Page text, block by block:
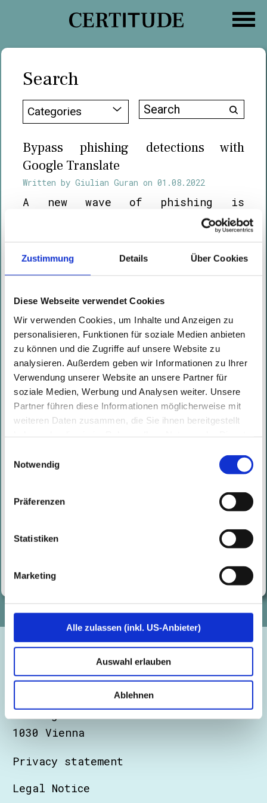
Zustimmung Details Über Cookies
Diese Webseite verwendet Cookies
Wir verwenden Cookies, um Inhalte und Anzeigen zu
personalisieren, Funktionen für soziale Medien anbieten
zu können und die Zugriffe auf unsere Website zu
analysieren. Außerdem geben wir Informationen zu Ihrer
Verwendung unserer Website an unsere Partner für
soziale Medien, Werbung und Analysen weiter. Unsere
Partner führen diese Informationen möglicherweise mit
weiteren Daten zusammen, die Sie ihnen bereitgestellt
Einwilligung nicht nur von uns, sondern auch von
Drittanbietern Daten verarbeitet, die ihren Sitz teilweise in
Notwendig
Präferenzen
Statistiken
Marketing
Alle zulassen (inkl. US-Anbieter)
Auswahl erlauben
Ablehnen
Search
Categories
Search
Bypass phishing detections with
Google Translate
Written byGiulian Guran on01.08.2022
A new wave of phishing is
currently circulating (a related
story from derstandard.at
newspaper can be found here).
Documents are said to have been
Read More
RCE in GridPro Request Management
for Windows Azure Pack (CVE-2021-
40371)
Written by Giulian Guran on 21.10.2021
We recently discovered a
vulnerability in GridPro Request
Management versions <=2.0.7905
Software. The vulnerability was
Read More
Certitude Consulting GmbH
Barichgasse 40-42
1030 Vienna
Privacy statement
Legal Notice